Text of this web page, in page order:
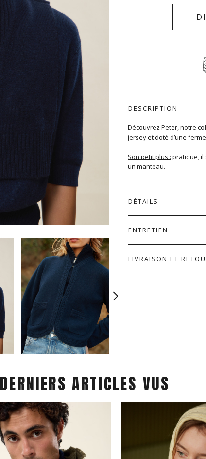
DESCRIPTION
Découvrez Peter, notre
jersey et doté d’une
Son petit plus : pratique, il
un manteau.
DÉTAILS
ENTRETIEN
LIVRAISON ET
DERNIERS ARTICLES VUS